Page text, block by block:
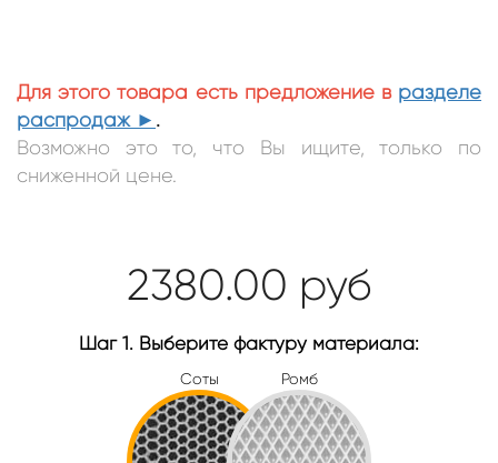
Для этого товара есть предложение в разделе
распродаж ► .
Возможно это то, что Вы ищите, только по
сниженной цене.
2380.00 руб
Шаг 1. Выберите фактуру материала:
Соты Ромб